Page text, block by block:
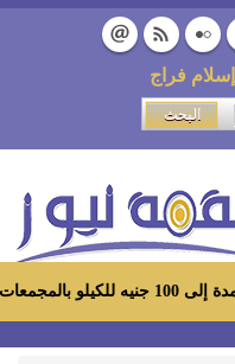
إسلام فراج